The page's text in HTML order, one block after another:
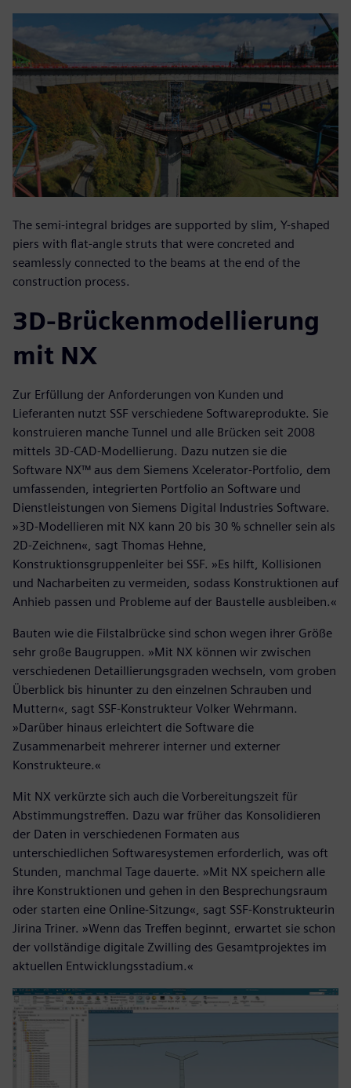
The semi-integral bridges are supported by slim, Y-shaped
piers with flat-angle struts that were concreted and
seamlessly connected to the beams at the end of the
construction process.
3D-Brückenmodellierung
mit NX
Zur Erfüllung der Anforderungen von Kunden und
Lieferanten nutzt SSF verschiedene Softwareprodukte. Sie
konstruieren manche Tunnel und alle Brücken seit 2008
mittels 3D-CAD-Modellierung. Dazu nutzen sie die
Software NX™ aus dem Siemens Xcelerator-Portfolio, dem
umfassenden, integrierten Portfolio an Software und
Dienstleistungen von Siemens Digital Industries Software.
»3D-Modellieren mit NX kann 20 bis 30 % schneller sein als
2D-Zeichnen«, sagt Thomas Hehne,
Konstruktionsgruppenleiter bei SSF. »Es hilft, Kollisionen
und Nacharbeiten zu vermeiden, sodass Konstruktionen auf
Anhieb passen und Probleme auf der Baustelle ausbleiben.«
Bauten wie die Filstalbrücke sind schon wegen ihrer Größe
sehr große Baugruppen. »Mit NX können wir zwischen
verschiedenen Detaillierungsgraden wechseln, vom groben
Überblick bis hinunter zu den einzelnen Schrauben und
Muttern«, sagt SSF-Konstrukteur Volker Wehrmann.
»Darüber hinaus erleichtert die Software die
Zusammenarbeit mehrerer interner und externer
Konstrukteure.«
Mit NX verkürzte sich auch die Vorbereitungszeit für
Abstimmungstreffen. Dazu war früher das Konsolidieren
der Daten in verschiedenen Formaten aus
unterschiedlichen Softwaresystemen erforderlich, was oft
Stunden, manchmal Tage dauerte. »Mit NX speichern alle
ihre Konstruktionen und gehen in den Besprechungsraum
oder starten eine Online-Sitzung«, sagt SSF-Konstrukteurin
Jirina Triner. »Wenn das Treffen beginnt, erwartet sie schon
der vollständige digitale Zwilling des Gesamtprojektes im
aktuellen Entwicklungsstadium.«